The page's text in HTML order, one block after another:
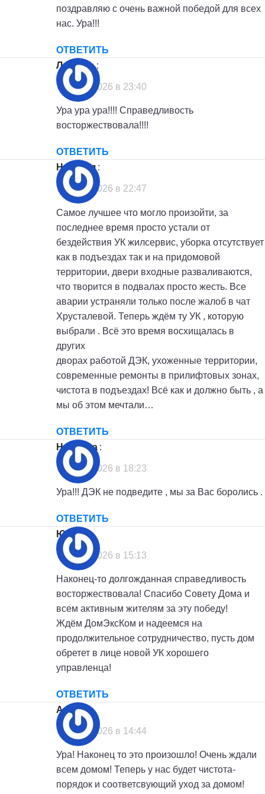
поздравляю с очень важной победой для всех
нас. Ура!!!
ОТВЕТИТЬ
Любовь :
7 июля, 2026 в 23:40
Ура ура ура!!!! Справедливость
восторжествовала!!!!
ОТВЕТИТЬ
Наталья :
7 июля, 2026 в 22:47
Самое лучшее что могло произойти, за
последнее время просто устали от
бездействия УК жилсервис, уборка отсутствует
как в подъездах так и на придомовой
территории, двери входные разваливаются,
что творится в подвалах просто жесть. Все
аварии устраняли только после жалоб в чат
Хрусталевой. Теперь ждём ту УК , которую
выбрали . Всё это время восхищалась в
других
дворах работой ДЭК, ухоженные территории,
современные ремонты в прилифтовых зонах,
чистота в подъездах! Всё как и должно быть , а
мы об этом мечтали…
ОТВЕТИТЬ
Надежда :
7 июля, 2026 в 18:23
Ура!!! ДЭК не подведите , мы за Вас боролись .
ОТВЕТИТЬ
Юлия:
7 июля, 2026 в 15:13
Наконец-то долгожданная справедливость
восторжествовала! Спасибо Совету Дома и
всем активным жителям за эту победу!
Ждём ДомЭксКом и надеемся на
продолжительное сотрудничество, пусть дом
обретет в лице новой УК хорошего
управленца!
ОТВЕТИТЬ
Анна:
7 июля, 2026 в 14:44
Ура! Наконец то это произошло! Очень ждали
всем домом! Теперь у нас будет чистота-
порядок и соответсвующий уход за домом!